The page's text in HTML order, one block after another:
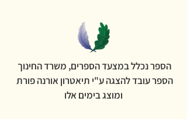
הספר נכלל במצעד הספרים, משרד החינוך
הספר עובד להצגה ע"י תיאטרון אורנה פורת
ומוצג בימים אלו